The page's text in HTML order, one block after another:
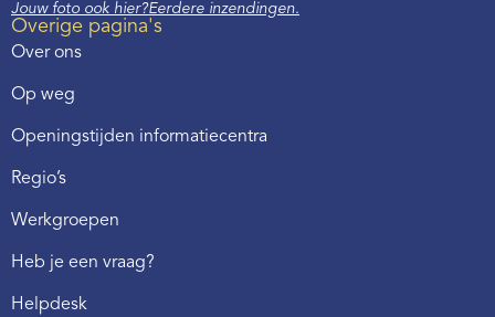
Jouw foto ook hier?Eerdere inzendingen.
Overige pagina's
Over ons
Op weg
Openingstijden informatiecentra
Regio’s
Werkgroepen
Heb je een vraag?
Helpdesk